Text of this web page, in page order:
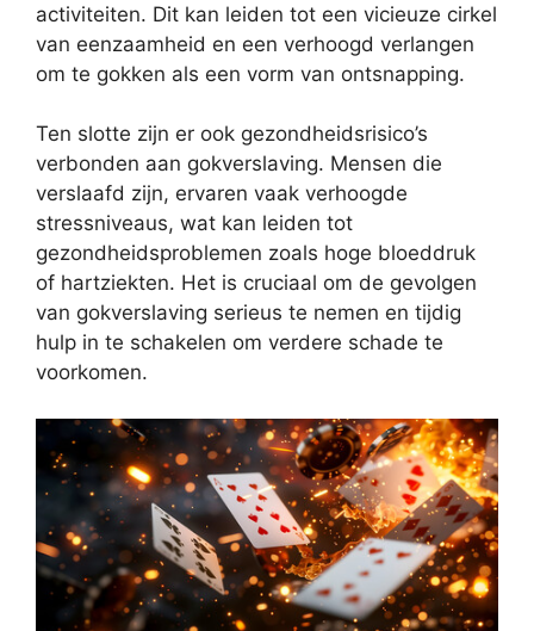
activiteiten. Dit kan leiden tot een vicieuze cirkel
van eenzaamheid en een verhoogd verlangen
om te gokken als een vorm van ontsnapping.
Ten slotte zijn er ook gezondheidsrisico’s
verbonden aan gokverslaving. Mensen die
verslaafd zijn, ervaren vaak verhoogde
stressniveaus, wat kan leiden tot
gezondheidsproblemen zoals hoge bloeddruk
of hartziekten. Het is cruciaal om de gevolgen
van gokverslaving serieus te nemen en tijdig
hulp in te schakelen om verdere schade te
voorkomen.